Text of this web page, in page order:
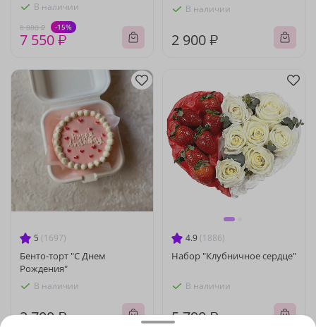
В наличии
8 880 ₽ -15%
7 550 ₽
В наличии
2 900 ₽
5 (1697)
Бенто-торт "С Днем
Рождения"
В наличии
2 700 ₽
4.9 (1886)
Набор "Клубничное сердце"
В наличии
5 790 ₽